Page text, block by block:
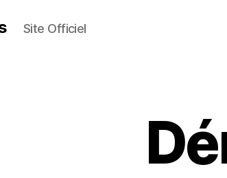
Site Officiel